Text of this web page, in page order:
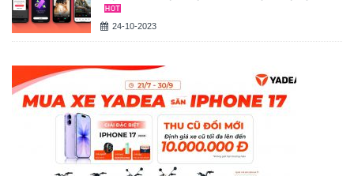
24-10-2023